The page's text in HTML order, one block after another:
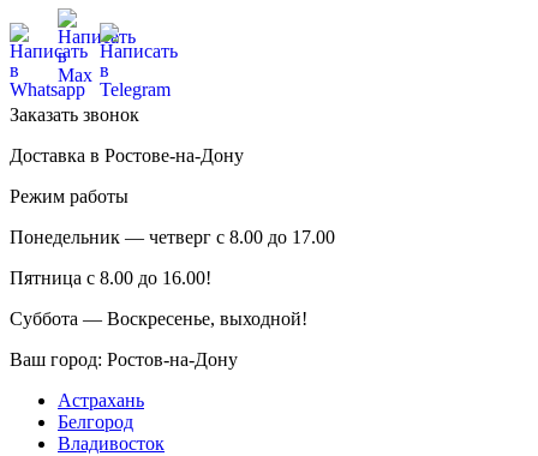
Заказать звонок
Доставка в Ростове-на-Дону
Режим работы
Понедельник — четверг с 8.00 до 17.00
Пятница с 8.00 до 16.00!
Суббота — Воскресенье, выходной!
Ваш город: Ростов-на-Дону
Астрахань
Белгород
Владивосток